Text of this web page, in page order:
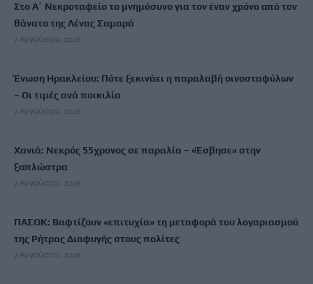
Στο Α΄ Νεκροταφείο το μνημόσυνο για τον έναν χρόνο από τον
θάνατο της Λένας Σαμαρά
7 Αυγούστου, 2026
Ένωση Ηρακλείου: Πότε ξεκινάει η παραλαβή οινοσταφύλων
– Οι τιμές ανά ποικιλία
7 Αυγούστου, 2026
Χανιά: Νεκρός 55χρονος σε παραλία – «Έσβησε» στην
ξαπλώστρα
7 Αυγούστου, 2026
ΠΑΣΟΚ: Βαφτίζουν «επιτυχία» τη μεταφορά του λογαριασμού
της Ρήτρας Διαφυγής στους πολίτες
7 Αυγούστου, 2026